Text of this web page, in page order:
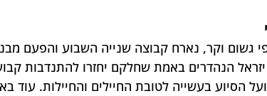
גשום וקר, נארח קבוצה שנייה השבוע והפעם
הנהדרים באמת שחלקם יחזרו להתנדבות
הסיוע בעשייה לטובת החיילים והחיילות. עוד